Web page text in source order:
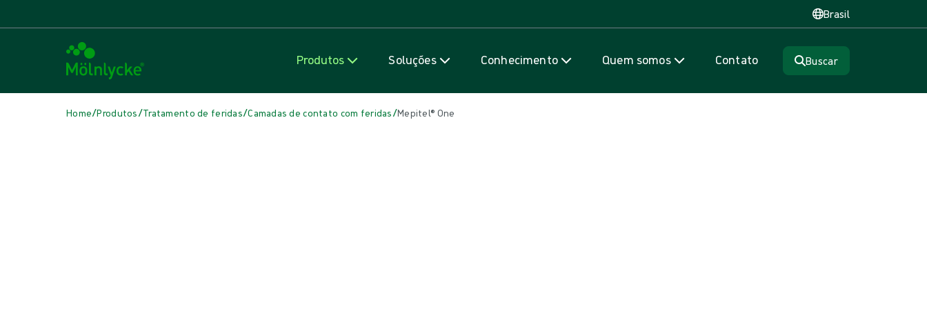
Brasil
Produtos Soluções Conhecimento Quem somos Contato Buscar
Home/Produtos/Tratamento de feridas/Camadas de contato com feridas/Mepitel® One